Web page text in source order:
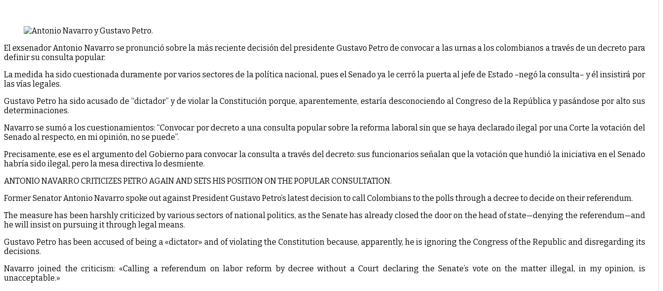
El exsenador Antonio Navarro se pronunció sobre la más reciente decisión del presidente Gustavo Petro de convocar a las urnas a los colombianos a través de un decreto para
definir su consulta popular.
La medida ha sido cuestionada duramente por varios sectores de la política nacional, pues el Senado ya le cerró la puerta al jefe de Estado –negó la consulta– y él insistirá por
las vías legales.
Gustavo Petro ha sido acusado de “dictador” y de violar la Constitución porque, aparentemente, estaría desconociendo al Congreso de la República y pasándose por alto sus
determinaciones.
Navarro se sumó a los cuestionamientos: “Convocar por decreto a una consulta popular sobre la reforma laboral sin que se haya declarado ilegal por una Corte la votación del
Senado al respecto, en mi opinión, no se puede”.
Precisamente, ese es el argumento del Gobierno para convocar la consulta a través del decreto: sus funcionarios señalan que la votación que hundió la iniciativa en el Senado
habría sido ilegal, pero la mesa directiva lo desmiente.
ANTONIO NAVARRO CRITICIZES PETRO AGAIN AND SETS HIS POSITION ON THE POPULAR CONSULTATION.
Former Senator Antonio Navarro spoke out against President Gustavo Petro’s latest decision to call Colombians to the polls through a decree to decide on their referendum.
The measure has been harshly criticized by various sectors of national politics, as the Senate has already closed the door on the head of state—denying the referendum—and
he will insist on pursuing it through legal means.
Gustavo Petro has been accused of being a «dictator» and of violating the Constitution because, apparently, he is ignoring the Congress of the Republic and disregarding its
decisions.
Navarro joined the criticism: «Calling a referendum on labor reform by decree without a Court declaring the Senate’s vote on the matter illegal, in my opinion, is
unacceptable.»